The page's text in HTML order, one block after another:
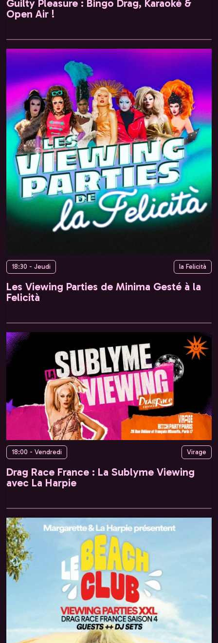
Guilty Pleasure : Bingo Drag, Karaoké &
Open Air !
18:30 - Jeudi la Felicità
Les Viewing Parties de Minima Gesté à la
Felicità
18:00 - Vendredi Virage
Drag Race France : La Sublyme Viewing
avec La Harpie